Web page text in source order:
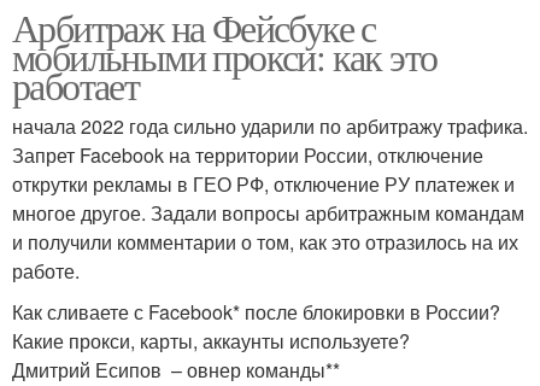
Арбитраж на Фейсбуке с
мобильными прокси: как это
работает
начала 2022 года сильно ударили по арбитражу трафика.
Запрет Facebook на территории России, отключение
открутки рекламы в ГЕО РФ, отключение РУ платежек и
многое другое. Задали вопросы арбитражным командам
и получили комментарии о том, как это отразилось на их
работе.
Как сливаете с Facebook* после блокировки в России?
Какие прокси, карты, аккаунты используете?
Дмитрий Есипов – овнер команды**